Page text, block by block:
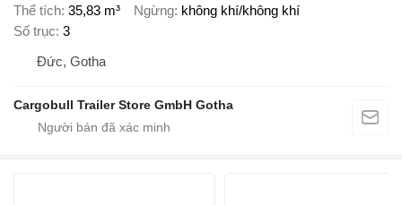
Thể tích 35,83 m³ Ngừng không khí/không khí
Số trục 3
Đức, Gotha
Cargobull Trailer Store GmbH Gotha